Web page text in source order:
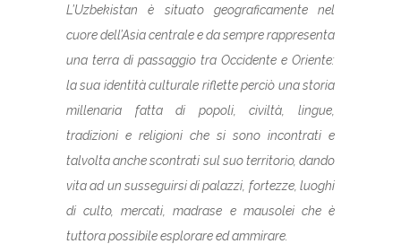
L’Uzbekistan è situato geograficamente nel
cuore dell’Asia centrale e da sempre rappresenta
una terra di passaggio tra Occidente e Oriente:
la sua identità culturale riflette perciò una storia
millenaria fatta di popoli, civiltà, lingue,
tradizioni e religioni che si sono incontrati e
talvolta anche scontrati sul suo territorio, dando
vita ad un susseguirsi di palazzi, fortezze, luoghi
di culto, mercati, madrase e mausolei che è
tuttora possibile esplorare ed ammirare.